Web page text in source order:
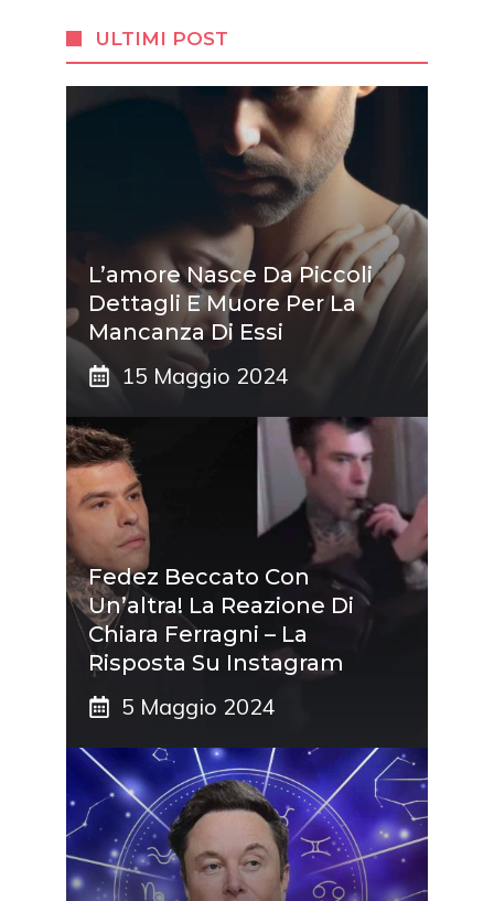
ULTIMI POST
L’amore Nasce Da Piccoli
Dettagli E Muore Per La
Mancanza Di Essi
15 Maggio 2024
Fedez Beccato Con
Un’altra! La Reazione Di
Chiara Ferragni – La
Risposta Su Instagram
5 Maggio 2024